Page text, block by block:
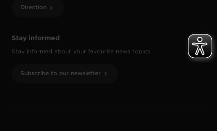
Stay informed
Stay informed about your favourite news topics.
Subscribe to our newsletter
Direction